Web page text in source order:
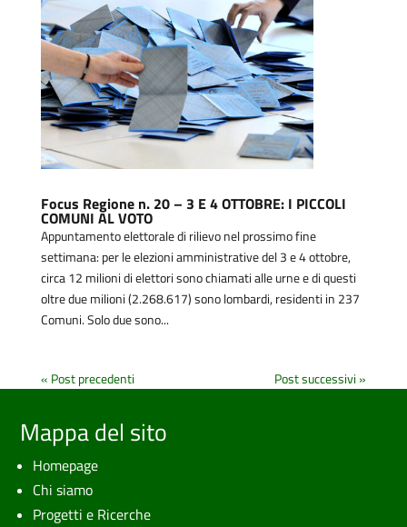
Focus Regione n. 20 – 3 E 4 OTTOBRE: I PICCOLI
COMUNI AL VOTO
Appuntamento elettorale di rilievo nel prossimo fine
settimana: per le elezioni amministrative del 3 e 4 ottobre,
circa 12 milioni di elettori sono chiamati alle urne e di questi
oltre due milioni (2.268.617) sono lombardi, residenti in 237
Comuni. Solo due sono...
« Post precedenti Post successivi »
Mappa del sito
Homepage
Chi siamo
Progetti e Ricerche